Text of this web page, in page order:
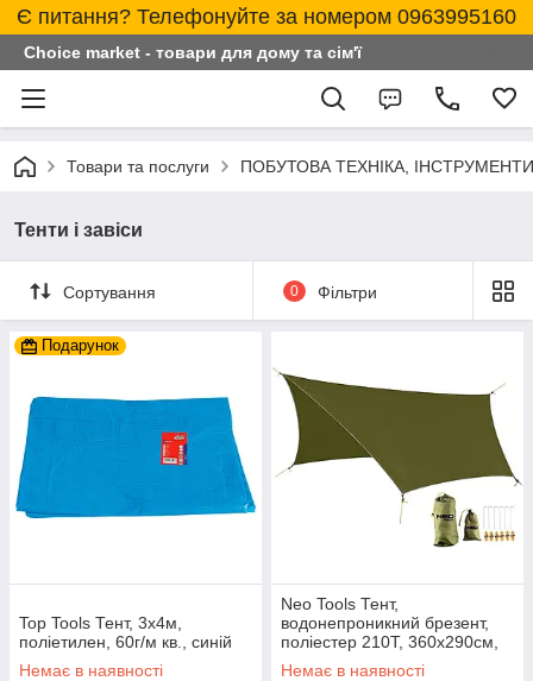
Є питання? Телефонуйте за номером 0963995160
Choice market - товари для дому та сім'ї
Товари та послуги ПОБУТОВА ТЕХНІКА,
Тенти і завіси
Сортування 0 Фільтри
Подарунок
Top Tools Тент, 3x4м,
поліетилен, 60г/м кв., синій
Немає в наявності
Neo Tools Тент,
водонепроникний брезент,
поліестер 210T, 360х290см,
оливковий
Немає в наявності